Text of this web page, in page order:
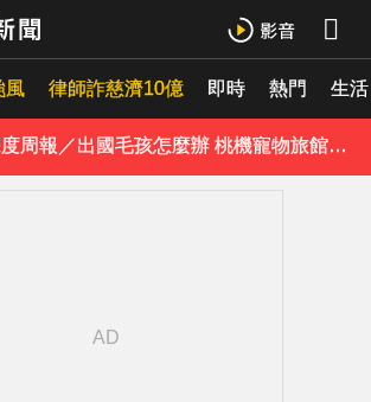
風 律師詐慈濟10億 即時 熱門 生活
App，隨時掌握天下大小事！
東森深度周報／出國毛孩怎麼辦 桃機寵物旅館應運而生
《理財達人秀》X 安聯投信免費講座報名中！搶先卡位 2027